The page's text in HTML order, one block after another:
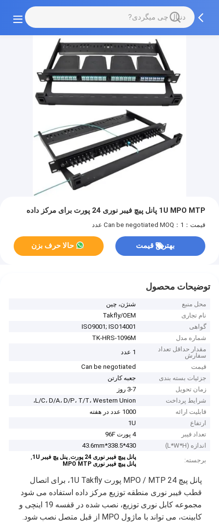
1U MPO MTP پانل پیچ فیبر نوری 24 پورت برای مرکز داده
قیمت：Can be negotiated MOQ：1 عدد
بهترین قیمت حالا حرف بزن
توضیحات محصول
محل منبع
شنژن، چین
نام تجاری
Takfly/OEM
گواهی
ISO9001; ISO14001
شماره مدل
TK-HRS-1096M
مقدار حداقل تعداد
سفارش
1 عدد
قیمت
Can be negotiated
جزئیات بسته بندی
جعبه کارتن
زمان تحویل
3-7 روز
شرایط پرداخت
L/C، D/A، D/P، T/T، Western Union،
قابلیت ارائه
1000 عدد در هفته
ارتفاع
1U
تعداد فیبر
4 پورت 96F
اندازه (L*W*H)
430*338.5*43.6mm
برجسته:
پانل پیچ فیبر نوری 24 پورت ,پنل پچ فیبر 1U ,
پانل پیچ فیبر نوری MPO MTP
پانل پیچ MPO / MTP 24 پورت 1U Takfly، برای اتصال
قطب فیبر نوری منطقه توزیع مرکز داده استفاده می شود
مجموعه کابل نوری توزیع، نصب شده در قفسه 19 اینچی و
کابینت، می تواند با ماژول MPO از قبل متصل نصب شود.